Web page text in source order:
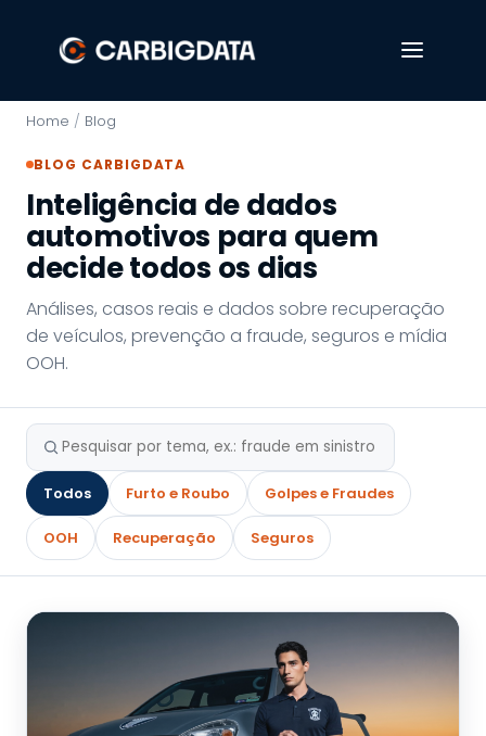
Home / Blog
BLOG CARBIGDATA
Inteligência de dados
automotivos para quem
decide todos os dias
Análises, casos reais e dados sobre recuperação
de veículos, prevenção a fraude, seguros e mídia
OOH.
Todos Furto e Roubo Golpes e Fraudes
OOH Recuperação Seguros